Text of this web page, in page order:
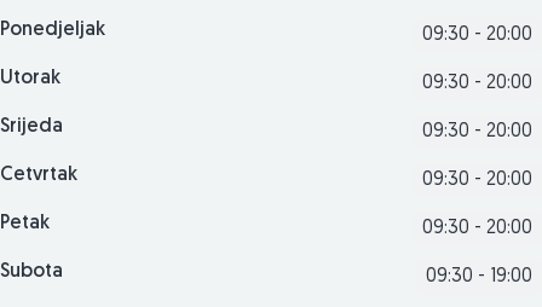
Ponedjeljak 09:30 - 20:00
Utorak 09:30 - 20:00
Srijeda 09:30 - 20:00
Cetvrtak 09:30 - 20:00
Petak 09:30 - 20:00
Subota 09:30 - 19:00